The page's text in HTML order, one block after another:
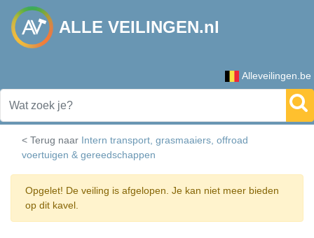
ALLE VEILINGEN.nl
Alleveilingen.be
< Terug naar Intern transport, grasmaaiers, offroad
voertuigen & gereedschappen
Opgelet! De veiling is afgelopen. Je kan niet meer bieden
op dit kavel.